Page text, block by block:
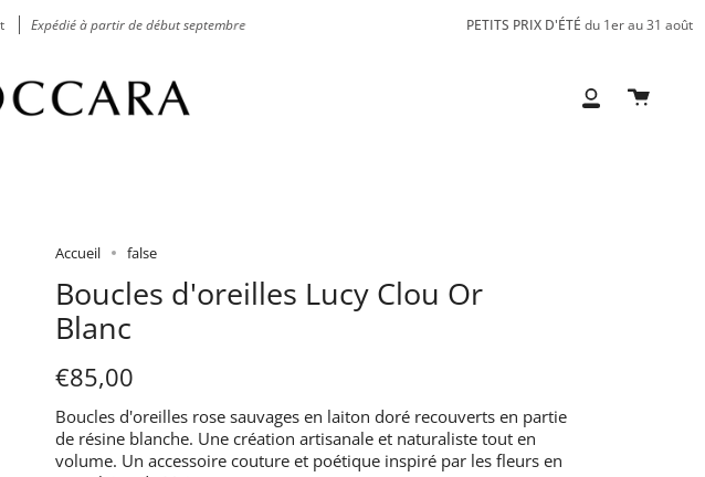
Expédié à partir de début septembre PETITS PRIX D'ÉTÉdu 1er au 31 août
Mon
Panier
Accueil false
Boucles d'oreilles Lucy Clou Or
Blanc
€85,00
Boucles d'oreilles rose sauvages en laiton doré recouverts en partie
de résine blanche. Une création artisanale et naturaliste tout en
volume. Un accessoire couture et poétique inspiré par les fleurs en